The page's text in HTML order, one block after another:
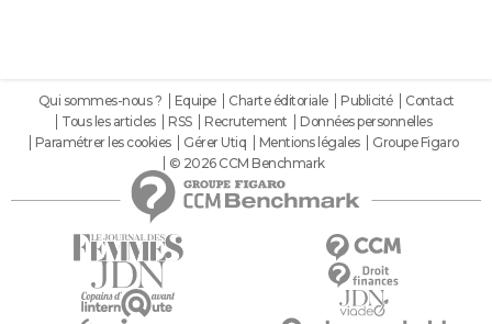
Qui sommes-nous ? Equipe Charte éditoriale Publicité
Contact
Tous les articles
RSS Recrutement
Données personnelles
Paramétrer les cookies
Gérer Utiq Mentions légales
Groupe Figaro
© 2026 CCM Benchmark